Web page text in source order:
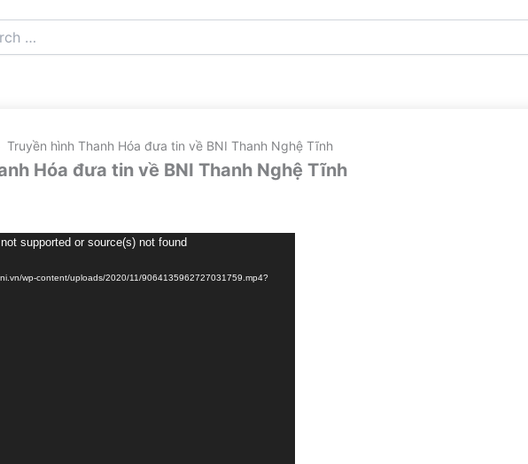
Truyền hình Thanh Hóa đưa tin về BNI Thanh Nghệ Tĩnh
Hóa đưa tin về BNI Thanh Nghệ Tĩnh
supported or source(s) not found
wp-content/uploads/2020/11/9064135962727031759.mp4?